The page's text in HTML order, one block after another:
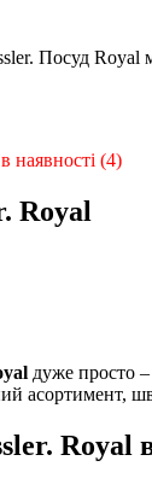
Посуд
наявності (4)
Royal
дуже просто
асортимент,
Royal в